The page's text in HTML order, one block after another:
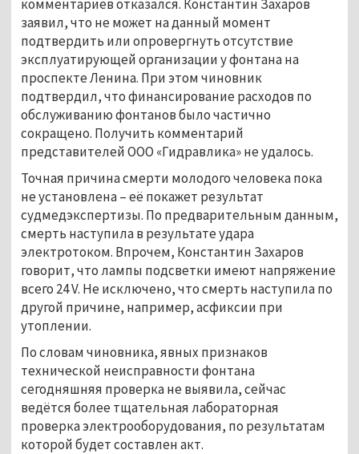
комментариев отказался. Константин Захаров
заявил, что не может на данный момент
подтвердить или опровергнуть отсутствие
эксплуатирующей организации у фонтана на
проспекте Ленина. При этом чиновник
подтвердил, что финансирование расходов по
обслуживанию фонтанов было частично
сокращено. Получить комментарий
представителей ООО «Гидравлика» не удалось.
Точная причина смерти молодого человека пока
не установлена – её покажет результат
судмедэкспертизы. По предварительным данным,
смерть наступила в результате удара
электротоком. Впрочем, Константин Захаров
говорит, что лампы подсветки имеют напряжение
всего 24 V. Не исключено, что смерть наступила по
другой причине, например, асфиксии при
утоплении.
По словам чиновника, явных признаков
технической неисправности фонтана
сегодняшняя проверка не выявила, сейчас
ведётся более тщательная лабораторная
проверка электрооборудования, по результатам
которой будет составлен акт.